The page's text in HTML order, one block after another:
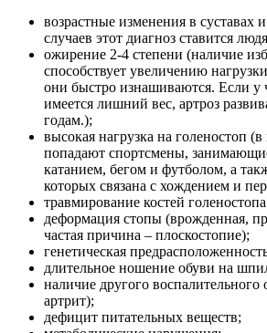
возрастные изменения в суставах
случаев этот диагноз ставится
ожирение 2-4 степени (наличие
способствует увеличению
они быстро изнашиваются. Если у
имеется лишний вес, артроз
годам.);
высокая нагрузка на голеностоп
попадают спортсмены,
катанием, бегом и футболом, а
которых связана с хождением и
травмирование костей
деформация стопы (врожденная,
частая причина – плоскостопие);
генетическая
длительное ношение обуви на
наличие другого воспалительного
артрит);
дефицит питательных веществ;